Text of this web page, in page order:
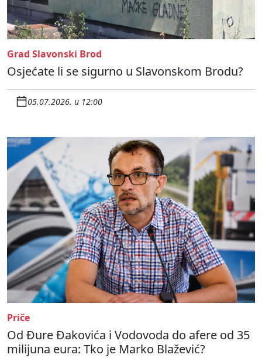
Grad Slavonski Brod
Osjećate li se sigurno u Slavonskom Brodu?
05.07.2026. u 12:00
Priče
Od Đure Đakovića i Vodovoda do afere od 35
milijuna eura: Tko je Marko Blažević?